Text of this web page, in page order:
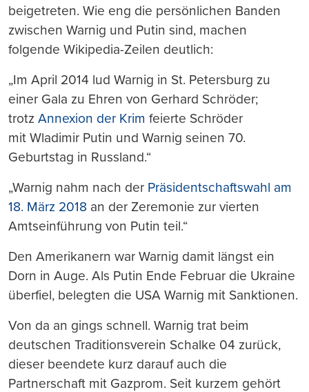
beigetreten. Wie eng die persönlichen Banden
zwischen Warnig und Putin sind, machen
folgende Wikipedia-Zeilen deutlich:
„Im April 2014 lud Warnig in St. Petersburg zu
einer Gala zu Ehren von Gerhard Schröder;
trotz Annexion der Krim feierte Schröder
mit Wladimir Putin und Warnig seinen 70.
Geburtstag in Russland.“
„Warnig nahm nach der Präsidentschaftswahl am
18. März 2018 an der Zeremonie zur vierten
Amtseinführung von Putin teil.“
Den Amerikanern war Warnig damit längst ein
Dorn in Auge. Als Putin Ende Februar die Ukraine
überfiel, belegten die USA Warnig mit Sanktionen.
Von da an gings schnell. Warnig trat beim
deutschen Traditionsverein Schalke 04 zurück,
dieser beendete kurz darauf auch die
Partnerschaft mit Gazprom. Seit kurzem gehört